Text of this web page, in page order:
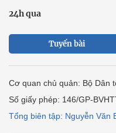
24h qua
Tuyến bài
Cơ quan chủ quản: Bộ Dân
Số giấy phép: 146/GP-
Tổng biên tập: Nguyễn Văn